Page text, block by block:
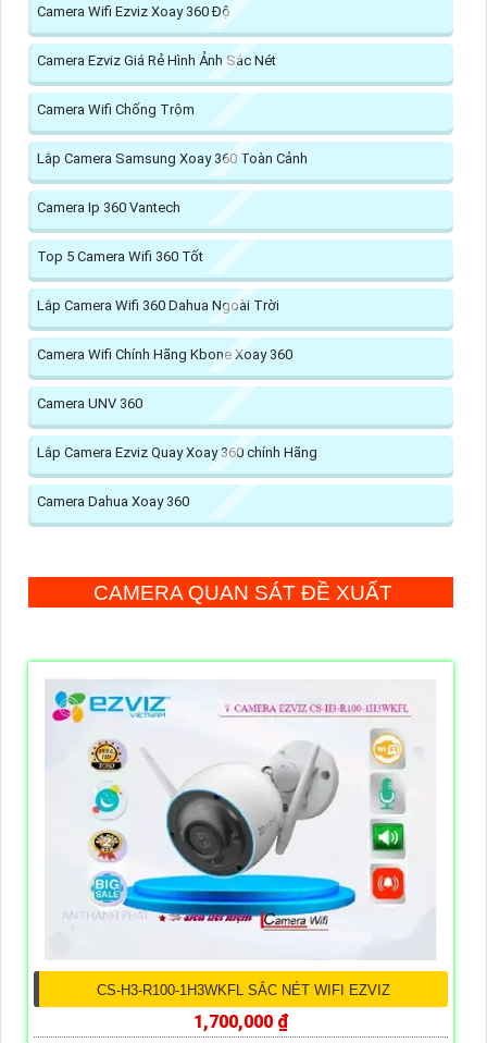
Camera Wifi Ezviz Xoay 360 Độ
Camera Ezviz Giá Rẻ Hình Ảnh Sắc Nét
Camera Wifi Chống Trộm
Lắp Camera Samsung Xoay 360 Toàn Cảnh
Camera Ip 360 Vantech
Top 5 Camera Wifi 360 Tốt
Lắp Camera Wifi 360 Dahua Ngoài Trời
Camera Wifi Chính Hãng Kbone Xoay 360
Camera UNV 360
Lắp Camera Ezviz Quay Xoay 360 chính Hãng
Camera Dahua Xoay 360
CAMERA QUAN SÁT ĐỀ XUẤT
CS-H3-R100-1H3WKFL SẮC NÉT WIFI EZVIZ
1,700,000 ₫